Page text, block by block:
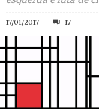
17/01/2017 17